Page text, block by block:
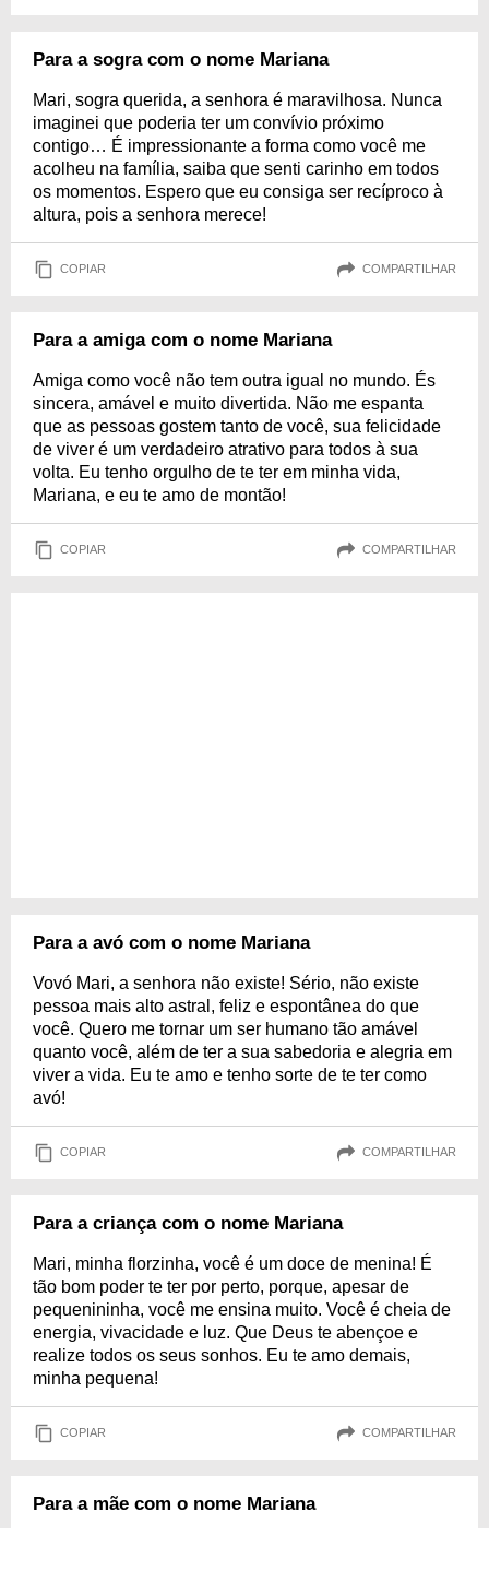
Para a sogra com o nome Mariana
Mari, sogra querida, a senhora é maravilhosa. Nunca
imaginei que poderia ter um convívio próximo
contigo… É impressionante a forma como você me
acolheu na família, saiba que senti carinho em todos
os momentos. Espero que eu consiga ser recíproco à
altura, pois a senhora merece!
COPIAR COMPARTILHAR
Para a amiga com o nome Mariana
Amiga como você não tem outra igual no mundo. És
sincera, amável e muito divertida. Não me espanta
que as pessoas gostem tanto de você, sua felicidade
de viver é um verdadeiro atrativo para todos à sua
volta. Eu tenho orgulho de te ter em minha vida,
Mariana, e eu te amo de montão!
COPIAR COMPARTILHAR
Para a avó com o nome Mariana
Vovó Mari, a senhora não existe! Sério, não existe
pessoa mais alto astral, feliz e espontânea do que
você. Quero me tornar um ser humano tão amável
quanto você, além de ter a sua sabedoria e alegria em
viver a vida. Eu te amo e tenho sorte de te ter como
avó!
COPIAR COMPARTILHAR
Para a criança com o nome Mariana
Mari, minha florzinha, você é um doce de menina! É
tão bom poder te ter por perto, porque, apesar de
pequenininha, você me ensina muito. Você é cheia de
energia, vivacidade e luz. Que Deus te abençoe e
realize todos os seus sonhos. Eu te amo demais,
minha pequena!
COPIAR COMPARTILHAR
Para a mãe com o nome Mariana